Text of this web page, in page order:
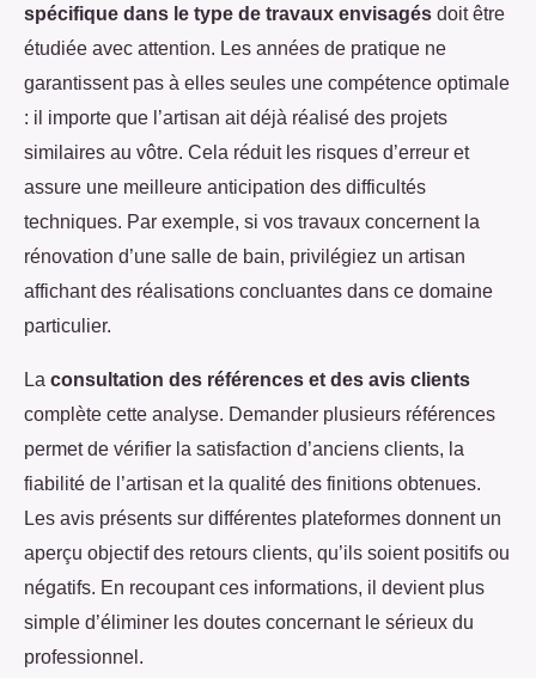
spécifique dans le type de travaux envisagés doit être
étudiée avec attention. Les années de pratique ne
garantissent pas à elles seules une compétence optimale
: il importe que l’artisan ait déjà réalisé des projets
similaires au vôtre. Cela réduit les risques d’erreur et
assure une meilleure anticipation des difficultés
techniques. Par exemple, si vos travaux concernent la
rénovation d’une salle de bain, privilégiez un artisan
affichant des réalisations concluantes dans ce domaine
particulier.
La consultation des références et des avis clients
complète cette analyse. Demander plusieurs références
permet de vérifier la satisfaction d’anciens clients, la
fiabilité de l’artisan et la qualité des finitions obtenues.
Les avis présents sur différentes plateformes donnent un
aperçu objectif des retours clients, qu’ils soient positifs ou
négatifs. En recoupant ces informations, il devient plus
simple d’éliminer les doutes concernant le sérieux du
professionnel.